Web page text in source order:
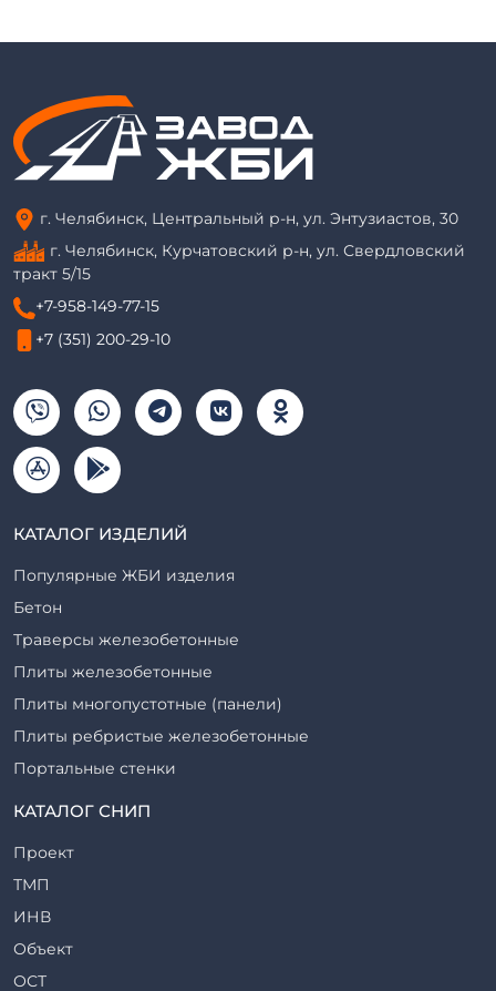
г. Челябинск, Центральный р-н, ул. Энтузиастов, 30
г. Челябинск, Курчатовский р-н, ул. Свердловский
тракт 5/15
+7-958-149-77-15
+7 (351) 200-29-10
КАТАЛОГ ИЗДЕЛИЙ
Популярные ЖБИ изделия
Бетон
Траверсы железобетонные
Плиты железобетонные
Плиты многопустотные (панели)
Плиты ребристые железобетонные
Портальные стенки
Прогоны железобетонные
Ригели железобетонные
Сваи железобетонные
Стеновые блоки
Стойки железобетонные
КАТАЛОГ СНИП
Проект
ТМП
ИНВ
Объект
ОСТ